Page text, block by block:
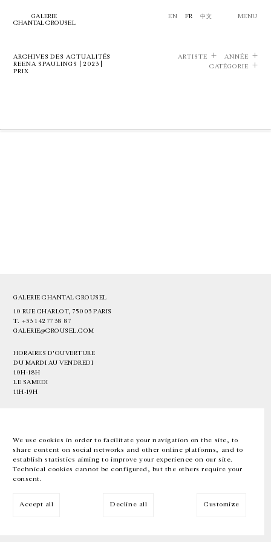
We use cookies in order to facilitate your navigation on the site, to
share content on social networks and other online platforms, and to
establish statistics aiming to improve your experience on our site.
Technical cookies cannot be configured, but the others require your
consent.
Accept all Decline all Customize
GALERIE
CHANTAL CROUSEL
EN FR 中文 MENU
ARCHIVES DES ACTUALITÉS
REENA SPAULINGS | 2023 |
PRIX
ARTISTE
ANNÉE
CATÉGORIE
GALERIE CHANTAL CROUSEL
10 RUE CHARLOT, 75003 PARIS
T. +33 1 42 77 38 87
GALERIE@CROUSEL.COM
HORAIRES D'OUVERTURE
DU MARDI AU VENDREDI
10H-18H
LE SAMEDI
11H-19H
EN FR 中文 Facebook Instagram
Inscrivez-vous à notre newsletter